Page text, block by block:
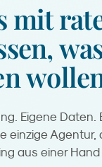
mit
Eigene Daten.
einzige Agentur,
aus einer